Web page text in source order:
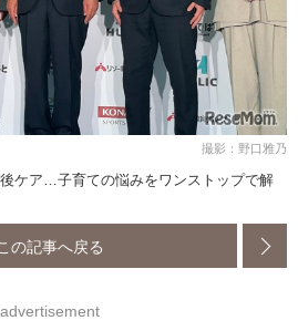
撮影：野口雅乃
ケア…子育ての悩みをワンストップで解
この記事へ戻る
advertisement